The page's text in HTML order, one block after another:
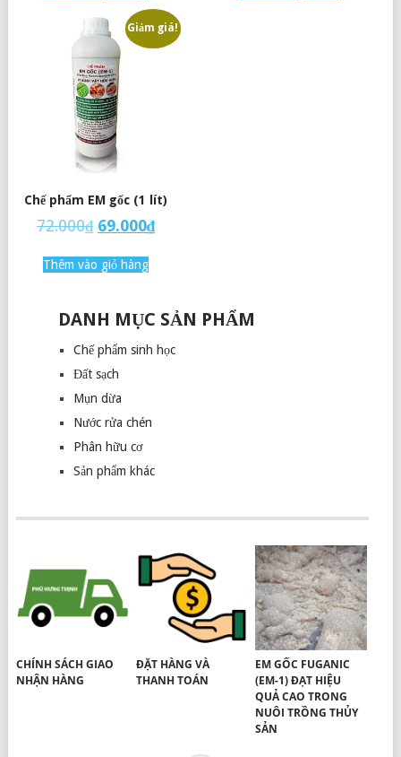
Giảm giá!
Chế phẩm EM gốc (1 lít)
72.000₫ 69.000₫
Thêm vào giỏ hàng
DANH MỤC SẢN PHẨM
Chế phẩm sinh học
Đất sạch
Mụn dừa
Nước rửa chén
Phân hữu cơ
Sản phẩm khác
CHÍNH SÁCH GIAO
NHẬN HÀNG
ĐẶT HÀNG VÀ
THANH TOÁN
EM GỐC FUGANIC
(EM-1) ĐẠT HIỆU
QUẢ CAO TRONG
NUÔI TRỒNG THỦY
SẢN